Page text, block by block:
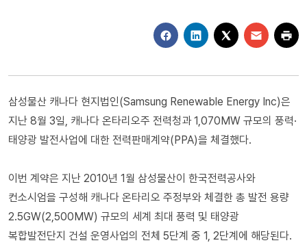
삼성물산 캐나다 현지법인(Samsung Renewable Energy Inc)은
지난 8월 3일, 캐나다 온타리오주 전력청과 1,070MW 규모의 풍력·
태양광 발전사업에 대한 전력판매계약(PPA)을 체결했다.
이번 계약은 지난 2010년 1월 삼성물산이 한국전력공사와
컨소시엄을 구성해 캐나다 온타리오 주정부와 체결한 총 발전 용량
2.5GW(2,500MW) 규모의 세계 최대 풍력 및 태양광
복합발전단지 건설 운영사업의 전체 5단계 중 1, 2단계에 해당된다.